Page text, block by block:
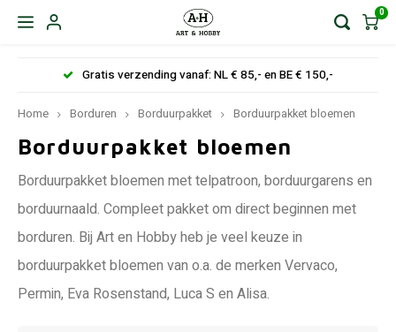
0
Gratis verzending vanaf: NL € 85,- en BE € 150,-
Home Borduren Borduurpakket Borduurpakket bloemen
Borduurpakket bloemen
Borduurpakket bloemen met telpatroon, borduurgarens en
borduurnaald. Compleet pakket om direct beginnen met
borduren. Bij Art en Hobby heb je veel keuze in
borduurpakket bloemen van o.a. de merken Vervaco,
Permin, Eva Rosenstand, Luca S en Alisa.